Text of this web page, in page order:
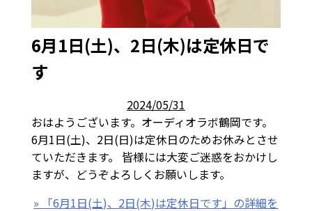
6月1日(土)、2日(木)は定休日で
す
2024/05/31
おはようございます。オーディオラボ鶴岡です。
6月1日(土)、2日(日)は定休日のためお休みとさせ
ていただきます。 皆様には大変ご迷惑をおかけし
ますが、どうぞよろしくお願いします。
» 「6月1日(土)、2日(木)は定休日です」の詳細を